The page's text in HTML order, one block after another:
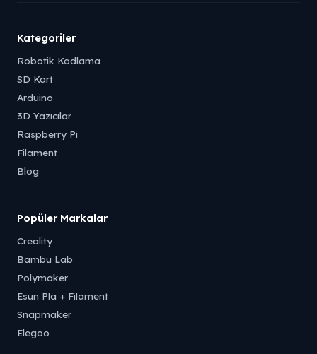
Kategoriler
Robotik Kodlama
SD Kart
Arduino
3D Yazıcılar
Raspberry Pi
Filament
Blog
Popüler Markalar
Creality
Bambu Lab
Polymaker
Esun Pla + Filament
Snapmaker
Elegoo